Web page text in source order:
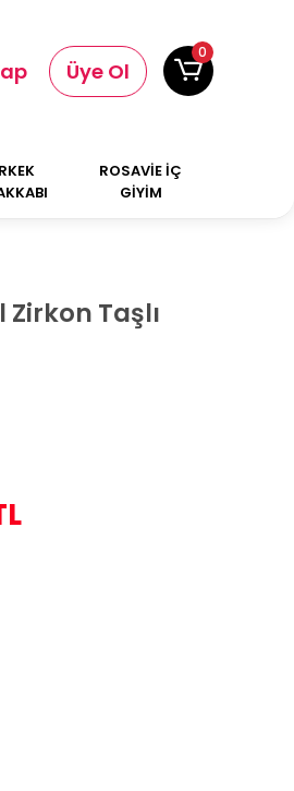
Üye Ol
0
ROSAVİE İÇ
GİYİM
Taşlı